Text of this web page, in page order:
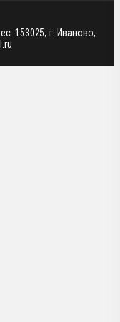
153025, г. Иваново,